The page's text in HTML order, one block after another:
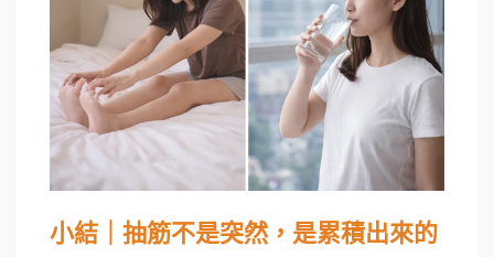
小結｜抽筋不是突然，是累積出來的